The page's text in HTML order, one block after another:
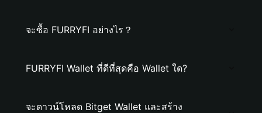
จะซื้อ FURRYFI อย่างไร？
FURRYFI Wallet ที่ดีที่สุดคือ Wallet ใด?
จะดาวน์โหลด Bitget Wallet และสร้าง